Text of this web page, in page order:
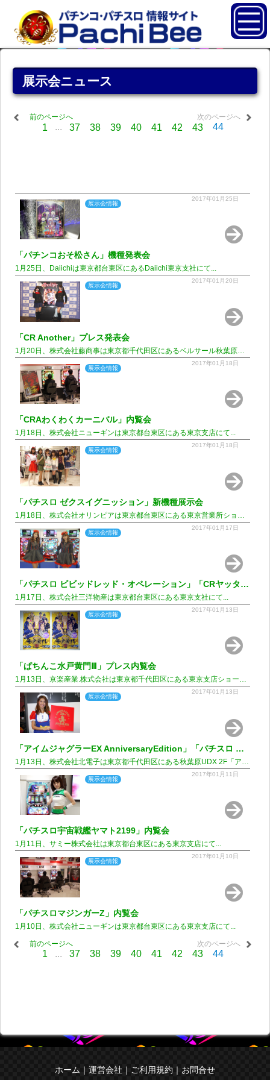
展示会ニュース
前のページへ
1 ... 37 38 39 40 41 42 43 44
次のページへ
展示会情報
2017年01月25日
「パチンコおそ松さん」機種発表会
1月25日、Daiichiは東京都台東区にあるDaiichi東京支社にて...
展示会情報
2017年01月20日
「CR Another」プレス発表会
1月20日、株式会社藤商事は東京都千代田区にあるベルサール秋葉原にて...
展示会情報
2017年01月18日
「CRAわくわくカーニバル」内覧会
1月18日、株式会社ニューギンは東京都台東区にある東京支店にて...
展示会情報
2017年01月18日
「パチスロ ゼクスイグニッション」新機種展示会
展示会情報
2017年01月17日
「パチスロ ビビッドレッド・オペレーション」「CRヤッターマン～われら天才ドロンボー～」内覧会
1月17日、株式会社三洋物産は東京都台東区にある東京支社にて...
展示会情報
2017年01月13日
「ぱちんこ水戸黄門Ⅲ」プレス内覧会
1月13日、京楽産業.株式会社は東京都千代田区にある東京支店ショールームにて...
展示会情報
2017年01月13日
「アイムジャグラーEX AnniversaryEdition」「パチスロ 輪るピングドラム」新機種プレス発表会
展示会情報
2017年01月11日
「パチスロ宇宙戦艦ヤマト2199」内覧会
1月11日、サミー株式会社は東京都台東区にある東京支店にて...
展示会情報
2017年01月10日
「パチスロマジンガーZ」内覧会
1月10日、株式会社ニューギンは東京都台東区にある東京支店にて...
前のページへ
1 ... 37 38 39 40 41 42 43 44
次のページへ
ホーム ｜ 運営会社 ｜ ご利用規約 ｜ お問合せ